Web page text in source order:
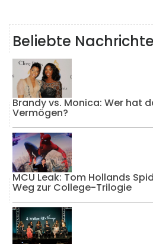
Beliebte
Brandy vs. Monica: Wer hat
Vermögen?
MCU Leak: Tom Hollands
Weg zur College-Trilogie